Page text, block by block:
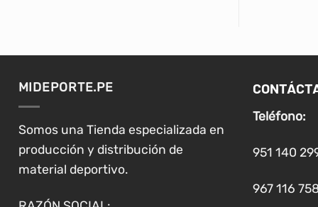
MIDEPORTE.PE
Somos una Tienda especializada en
producción y distribución de
material deportivo.
Teléfono:
951 140
967 116